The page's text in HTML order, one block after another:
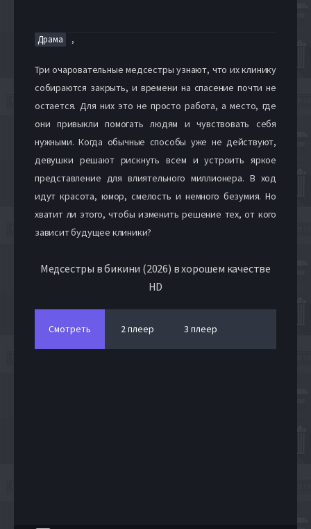
Драма ,
Три очаровательные медсестры узнают, что их клинику
собираются закрыть, и времени на спасение почти не
остается. Для них это не просто работа, а место, где
они привыкли помогать людям и чувствовать себя
нужными. Когда обычные способы уже не действуют,
девушки решают рискнуть всем и устроить яркое
представление для влиятельного миллионера. В ход
идут красота, юмор, смелость и немного безумия. Но
хватит ли этого, чтобы изменить решение тех, от кого
зависит будущее клиники?
Медсестры в бикини (2026) в хорошем качестве
HD
Смотреть 2 плеер 3 плеер